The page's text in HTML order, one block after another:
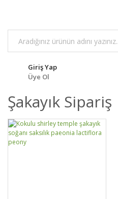
Giriş Yap
Üye Ol
Şakayık Sipariş